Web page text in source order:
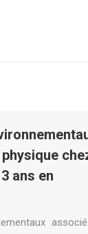
ans en